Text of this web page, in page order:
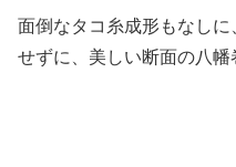
面倒なタコ糸成形もなし
せずに、美しい断面の八幡